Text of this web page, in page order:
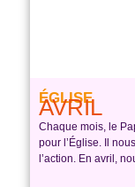
ÉGLISE
AVRIL
Chaque mois, le
pour l’Église. Il
l’action. En avril,